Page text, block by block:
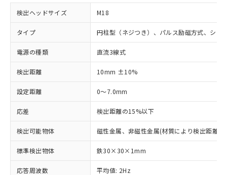
検出ヘッドサイズ M18
タイプ 円柱型（ネジつき）、パルス励磁方式、シー
電源の種類 直流3線式
検出距離 10mm ±10%
設定距離 0～7.0mm
応差 検出距離の15%以下
検出可能物体 磁性金属、非磁性金属(材質により検出距離が
標準検出物体 鉄30×30×1mm
応答周波数 平均値: 2Hz